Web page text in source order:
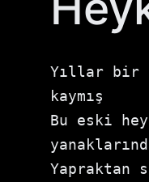
Yıllar bir
kaymış
Bu eski
Yapraktan